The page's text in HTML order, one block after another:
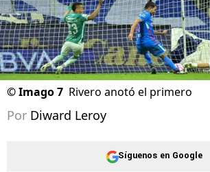
©Imago 7 Rivero anotó el primero
Por Diward Leroy
Síguenos en Google